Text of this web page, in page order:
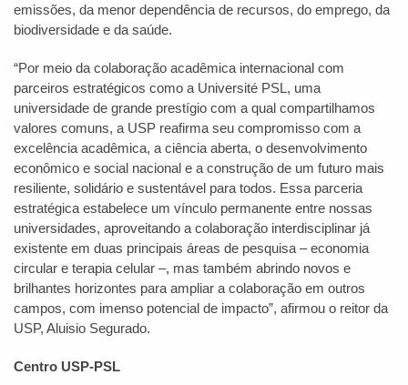
emissões, da menor dependência de recursos, do emprego, da
biodiversidade e da saúde.
“Por meio da colaboração acadêmica internacional com
parceiros estratégicos como a Université PSL, uma
universidade de grande prestígio com a qual compartilhamos
valores comuns, a USP reafirma seu compromisso com a
excelência acadêmica, a ciência aberta, o desenvolvimento
econômico e social nacional e a construção de um futuro mais
resiliente, solidário e sustentável para todos. Essa parceria
estratégica estabelece um vínculo permanente entre nossas
universidades, aproveitando a colaboração interdisciplinar já
existente em duas principais áreas de pesquisa – economia
circular e terapia celular –, mas também abrindo novos e
brilhantes horizontes para ampliar a colaboração em outros
campos, com imenso potencial de impacto”, afirmou o reitor da
USP, Aluisio Segurado.
Centro USP-PSL